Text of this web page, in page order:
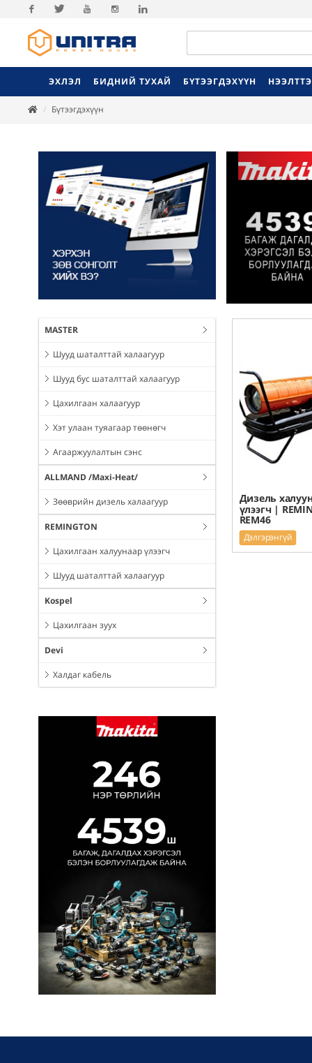
Facebook
ЭХЛЭЛ БИДНИЙ ТУХАЙ БҮТЭЭГДЭХҮҮН
Бүтээгдэхүүн
MASTER
Шууд шаталттай халаагуур
Шууд бус шаталттай халаагуур
Цахилгаан халаагуур
Хэт улаан туяагаар төөнөгч
Агааржуулалтын сэнс
ALLMAND /Maxi-Heat/
Зөөврийн дизель халаагуур
REMINGTON
Цахилгаан халуунаар үлээгч
Шууд шаталттай халаагуур
Kospel
Цахилгаан зуух
Devi
Халдаг кабель
Дизель
үлээгч |
REM46
Дэлгэрэнгүй